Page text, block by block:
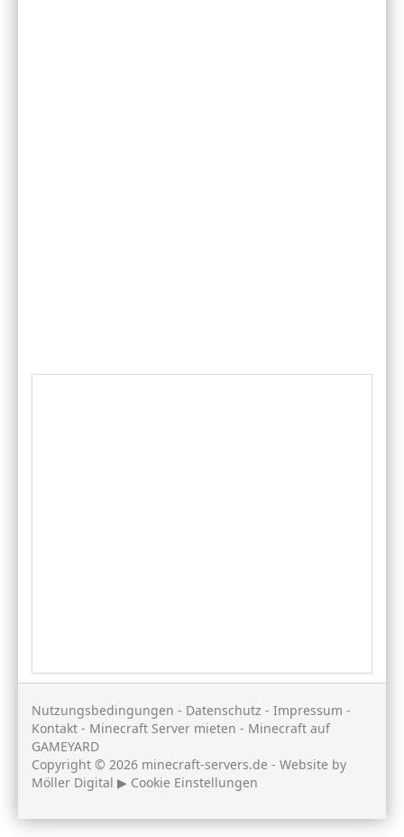
Nutzungsbedingungen - Datenschutz - Impressum -
Kontakt - Minecraft Server mieten - Minecraft auf
GAMEYARD
Copyright © 2026 minecraft-servers.de - Website by
Möller Digital ▶ Cookie Einstellungen